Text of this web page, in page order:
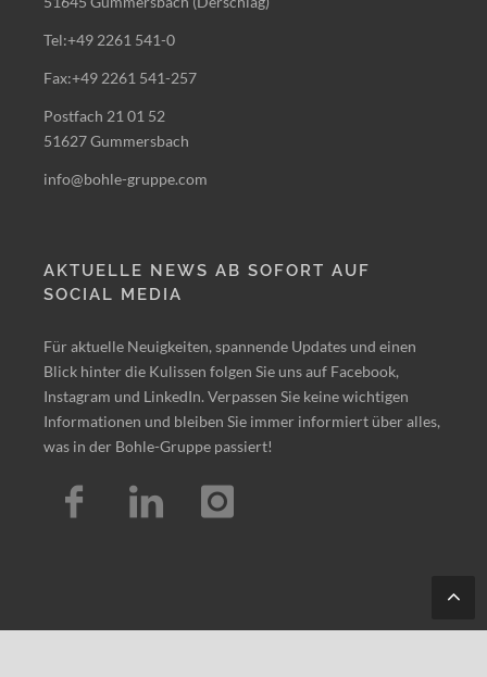
Tel:+49 2261 541-0
Fax:+49 2261 541-257
Postfach 21 01 52
51627 Gummersbach
info@bohle-gruppe.com
AKTUELLE NEWS AB SOFORT AUF
SOCIAL MEDIA
Für aktuelle Neuigkeiten, spannende Updates und einen
Blick hinter die Kulissen folgen Sie uns auf Facebook,
Instagram und LinkedIn. Verpassen Sie keine wichtigen
Informationen und bleiben Sie immer informiert über alles,
was in der Bohle-Gruppe passiert!